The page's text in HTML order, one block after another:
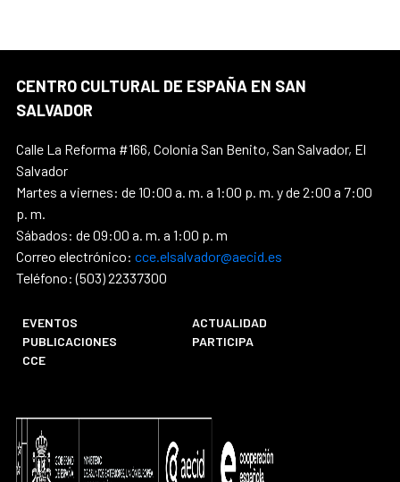
CENTRO CULTURAL DE ESPAÑA EN SAN
SALVADOR
Calle La Reforma #166, Colonia San Benito, San Salvador, El
Salvador
Martes a viernes: de 10:00 a. m. a 1:00 p. m. y de 2:00 a 7:00
p. m.
Sábados: de 09:00 a. m. a 1:00 p. m
Correo electrónico: cce.elsalvador@aecid.es
Teléfono: (503) 22337300
EVENTOS
ACTUALIDAD
PUBLICACIONES
PARTICIPA
CCE